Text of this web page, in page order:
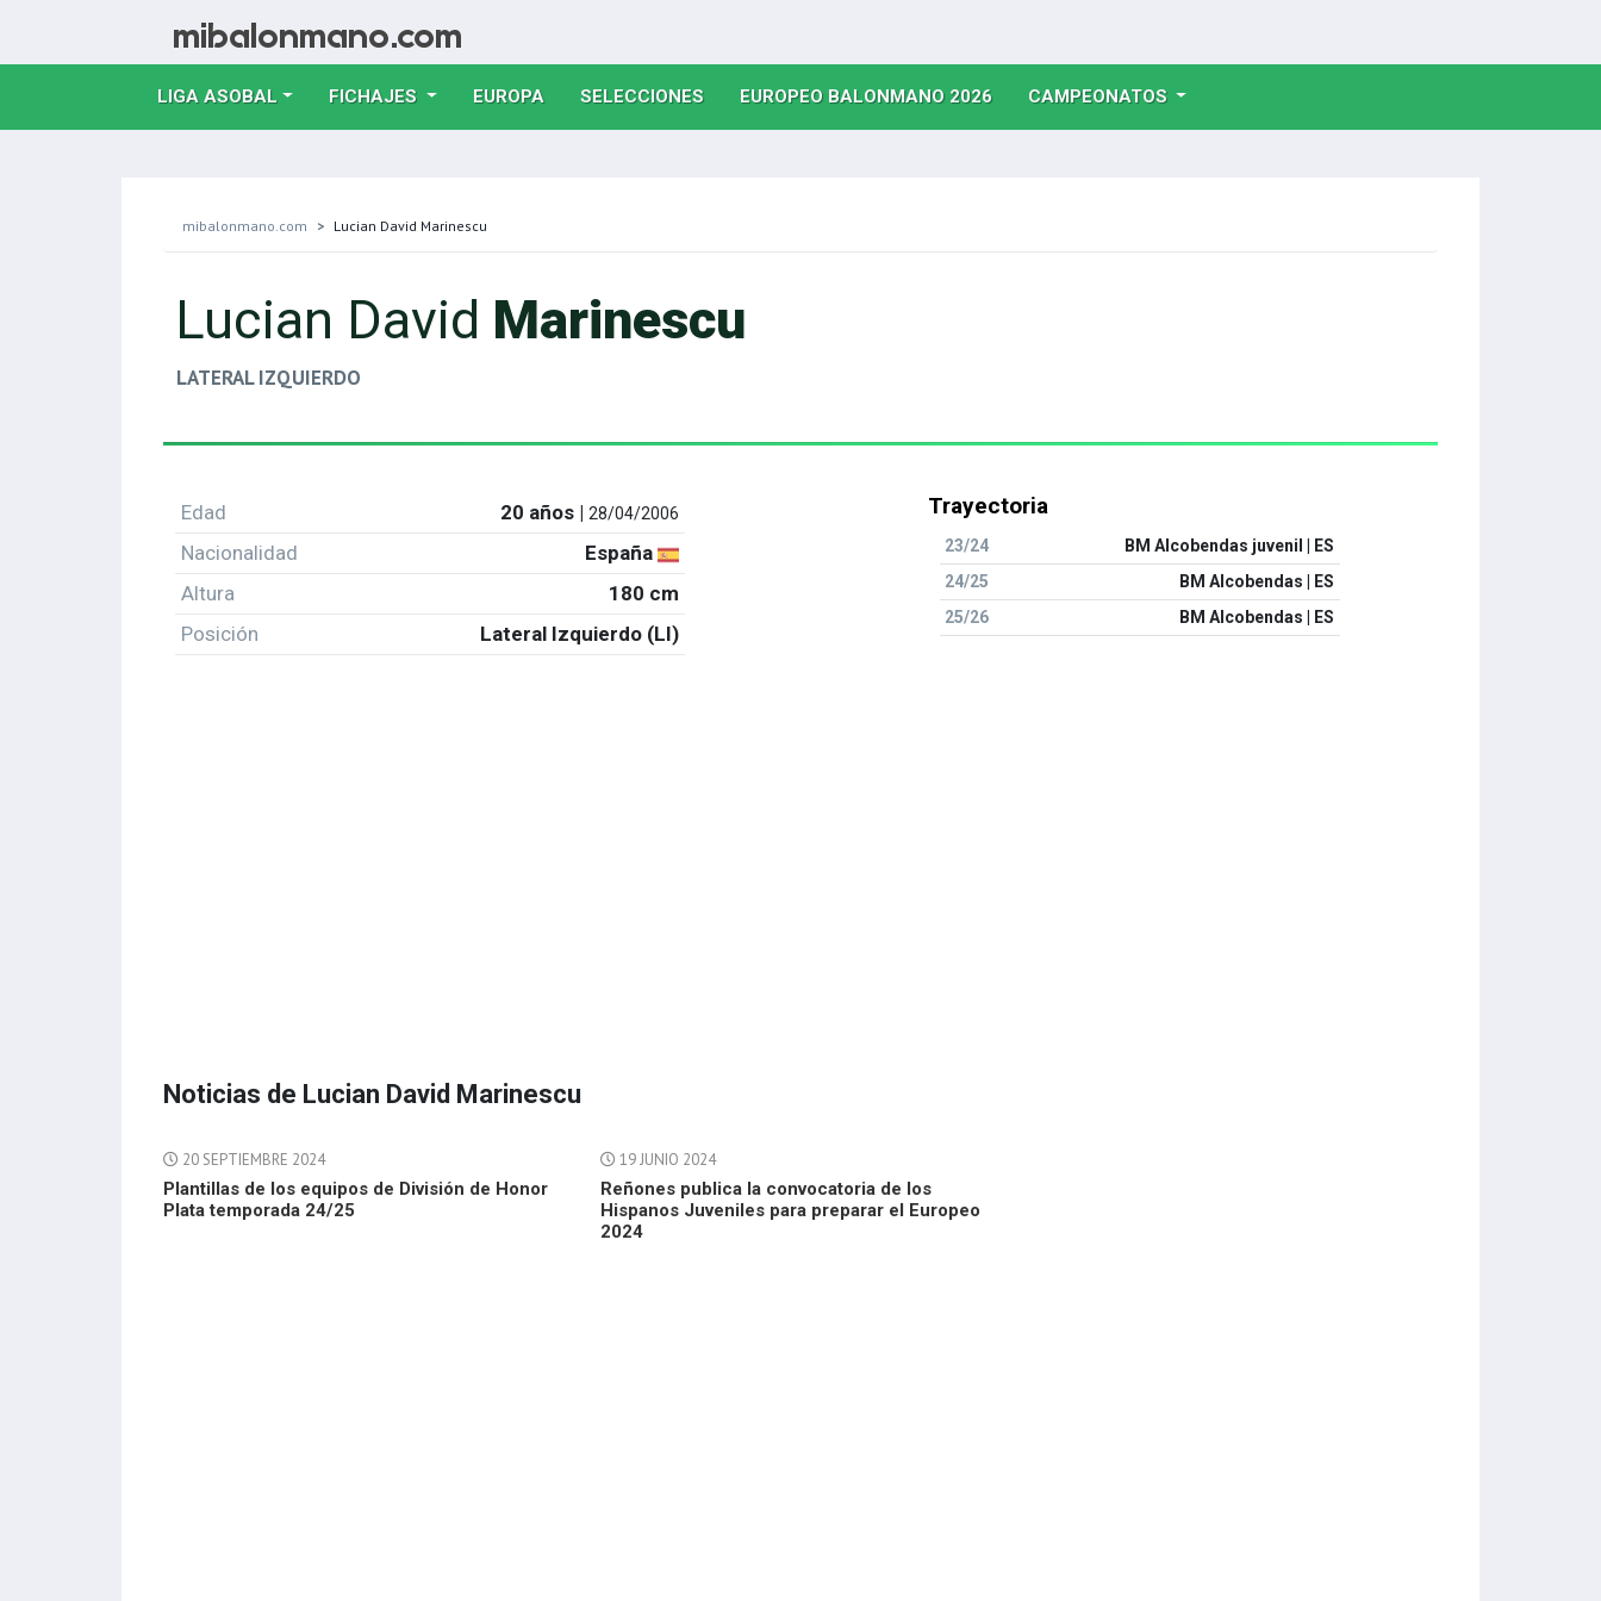
LIGA ASOBAL FICHAJES EUROPA(CURRENT)
SELECCIONES(CURRENT)
EUROPEO BALONMANO 2026(CURRENT)
CAMPEONATOS
mibalonmano.com Lucian David Marinescu
Lucian David Marinescu
LATERAL IZQUIERDO
Edad 20 años |28/04/2006
Nacionalidad
España
Altura
180 cm
Posición
Lateral Izquierdo (LI)
Trayectoria
23/24
BM Alcobendas juvenil | ES
24/25
BM Alcobendas | ES
25/26
BM Alcobendas | ES
Noticias de Lucian David Marinescu
20 SEPTIEMBRE 2024
Plantillas de los equipos de División de Honor
Plata temporada 24/25
19 JUNIO 2024
Reñones publica la convocatoria de los
Hispanos Juveniles para preparar el Europeo
2024